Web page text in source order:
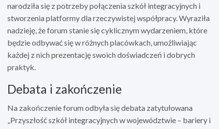
narodziła się z potrzeby połączenia szkół integracyjnych i
stworzenia platformy dla rzeczywistej współpracy. Wyraziła
nadzieję, że forum stanie się cyklicznym wydarzeniem, które
będzie odbywać się w różnych placówkach, umożliwiając
każdej z nich prezentację swoich doświadczeń i dobrych
praktyk.
Debata i zakończenie
Na zakończenie forum odbyła się debata zatytułowana
„Przyszłość szkół integracyjnych w województwie – bariery i